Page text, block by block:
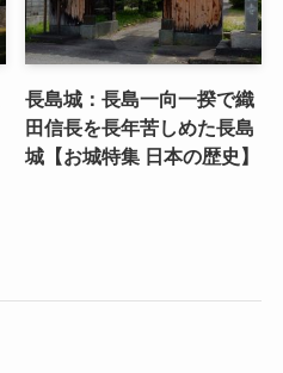
長島城：長島一向一揆で織
田信長を長年苦しめた長島
城【お城特集 日本の歴史】